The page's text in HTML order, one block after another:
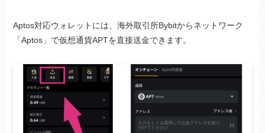
Aptos対応ウォレットには、海外取引所Bybitからネットワーク
「Aptos」で仮想通貨APTを直接送金できます。